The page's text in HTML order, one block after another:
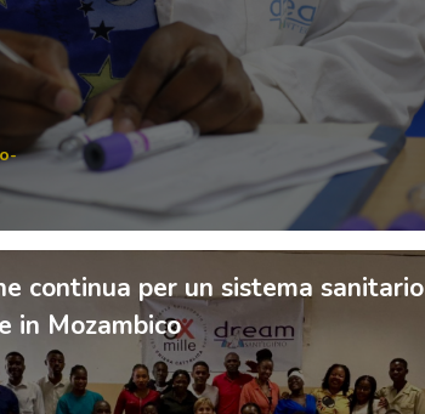
-
continua per un sistema sanitario
in Mozambico